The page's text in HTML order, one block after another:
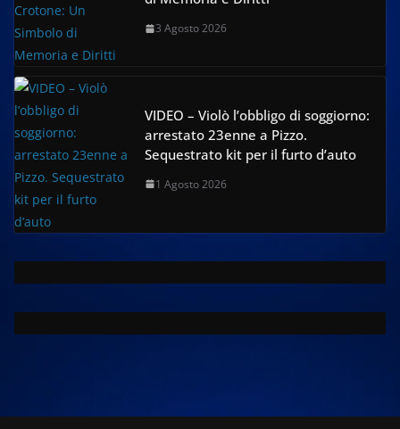
3 Agosto 2026
VIDEO – Violò l’obbligo di soggiorno:
arrestato 23enne a Pizzo.
Sequestrato kit per il furto d’auto
1 Agosto 2026